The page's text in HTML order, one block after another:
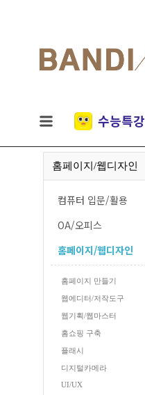
검색
실시간
인기
수능특강
홈페이지/웹디자인
컴퓨터 입문/활용
OA/오피스
홈페이지/웹디자인
홈페이지 만들기
웹에디터/저작도구
웹기획/웹마스터
홈쇼핑 구축
플래시
디지털카메라
UI/UX